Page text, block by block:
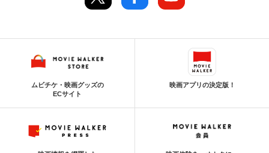
ムビチケ・映画グッズの
ECサイト
映画アプリの決定版！